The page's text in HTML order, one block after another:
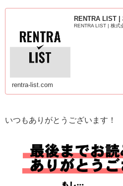
RENTRA LIST |
RENTRA LIST | 株式
rentra-list.com
いつもありがとうございます！